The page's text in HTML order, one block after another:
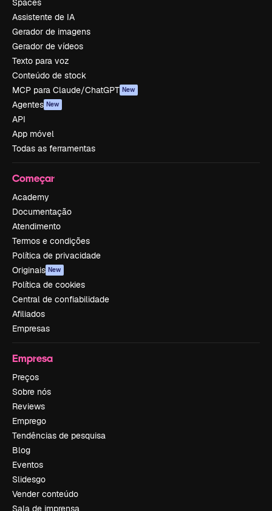
Spaces
Assistente de IA
Gerador de imagens
Gerador de vídeos
Texto para voz
Conteúdo de stock
MCP para Claude/ChatGPT New
Agentes New
API
App móvel
Todas as ferramentas
Começar
Academy
Documentação
Atendimento
Termos e condições
Política de privacidade
Originais New
Política de cookies
Central de confiabilidade
Afiliados
Empresas
Empresa
Preços
Sobre nós
Reviews
Emprego
Tendências de pesquisa
Blog
Eventos
Slidesgo
Vender conteúdo
Sala de imprensa